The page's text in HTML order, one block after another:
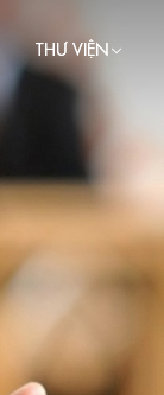
THƯ VIỆN